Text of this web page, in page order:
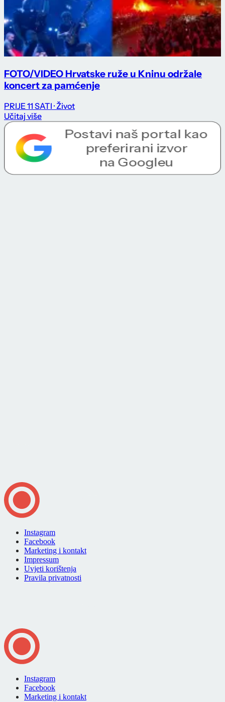
FOTO/VIDEO Hrvatske ruže u Kninu održale
koncert za pamćenje
PRIJE 11 SATI · Život
Učitaj više
Instagram
Facebook
Marketing i kontakt
Impressum
Uvjeti korištenja
Pravila privatnosti
Instagram
Facebook
Marketing i kontakt